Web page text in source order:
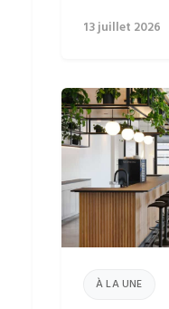
13 juillet 2026
À LA UNE